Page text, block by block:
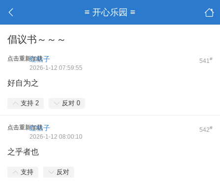
≡ 开心乐园 ≡
倡议书～～～
点击重新加载 541#
红桔子
2026-1-12 07:59:55
好自为之
支持 2 反对 0
点击重新加载 542#
红桔子
2026-1-12 08:00:10
之乎者也
支持 反对